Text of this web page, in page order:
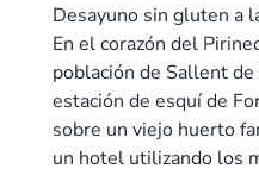
Desayuno sin gluten a
En el corazón del
población de Sallent
estación de esquí de
sobre un viejo huerto
un hotel utilizando los